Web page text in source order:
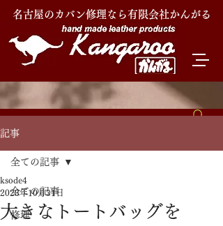
名古屋のカバン修理なら有限会社かんがる
記事
全ての記事
修理
全ての記事
大きなトートバッグを
ksode4
2023年10月31日